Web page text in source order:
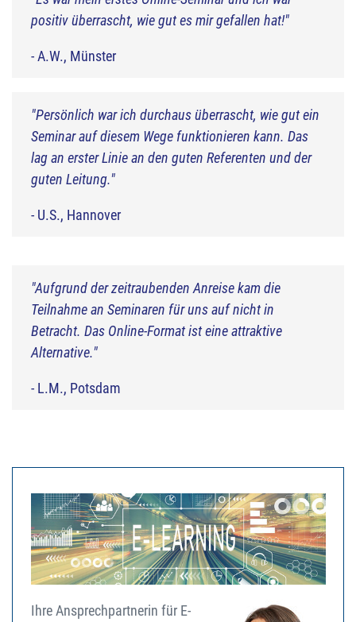
positiv überrascht, wie gut es mir gefallen hat!"
- A.W., Münster
"Persönlich war ich durchaus überrascht, wie gut ein
Seminar auf diesem Wege funktionieren kann. Das
lag an erster Linie an den guten Referenten und der
guten Leitung."
- U.S., Hannover
"Aufgrund der zeitraubenden Anreise kam die
Teilnahme an Seminaren für uns auf nicht in
Betracht. Das Online-Format ist eine attraktive
Alternative."
- L.M., Potsdam
Ihre Ansprechpartnerin für E-